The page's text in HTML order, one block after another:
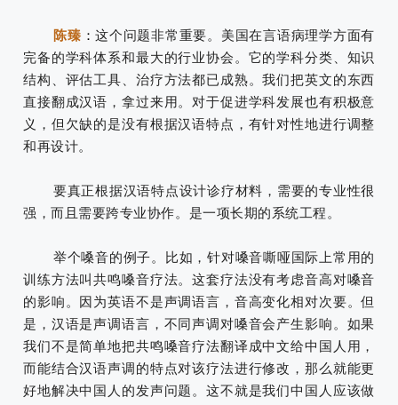
陈臻 ：这个问题非常重要。 美国在言语病理学方面有
完备的学科体系和最大的行业协会。 它的学科分类、知识
结构、评估工具、治疗方法都已成熟。我们把英文的东西
直接翻成汉语，拿过来用。对于促进学科发展也有积极意
义，但欠缺的是没有根据汉语特点，有针对性地进行调整
和再设计。
要真正根据汉语特点设计诊疗材料，需要的专业性很
强，而且需要跨专业协作。是一项长期的系统工程。
举个嗓音的例子。比如，针对嗓音嘶哑国际上常用的
训练方法叫共鸣嗓音疗法。这套疗法没有考虑音高对嗓音
的影响。因为英语不是声调语言，音高变化相对次要。但
是，汉语是声调语言，不同声调对嗓音会产生影响。如果
我们不是简单地把共鸣嗓音疗法翻译成中文给中国人用，
而能结合汉语声调的特点对该疗法进行修改，那么就能更
好地解决中国人的发声问题。这不就是我们中国人应该做